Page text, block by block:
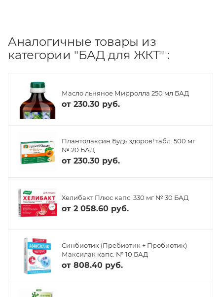
Аналогичные товары из
категории "БАД для ЖКТ" :
Масло льняное Мирролла 250 мл БАД
от 230.30 руб.
Плантолаксин Будь здоров! табл. 500 мг
№ 20 БАД
от 230.30 руб.
Хелибакт Плюс капс. 330 мг № 30 БАД
от 2 058.60 руб.
Синбиотик (Пребиотик + Пробиотик)
Максилак капс. № 10 БАД
от 808.40 руб.